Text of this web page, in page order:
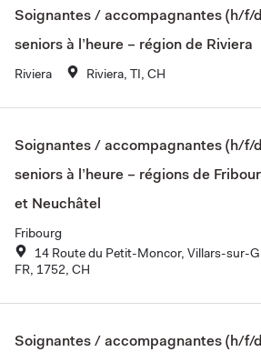
Soignantes / accompagnantes (h/f/
seniors à l’heure – région de Riviera
Riviera Riviera, TI, CH
Soignantes / accompagnantes (h/f/
seniors à l’heure – régions de
et Neuchâtel
Fribourg
14 Route du Petit-Moncor, Villars-sur-
FR, 1752, CH
Soignantes / accompagnantes (h/f/